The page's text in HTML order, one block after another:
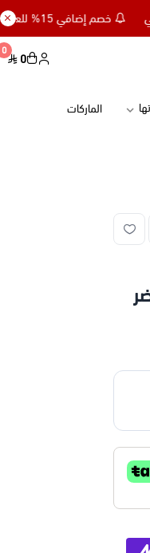
خصم إضافي 15% للعملاء الجدد كود NC15 - تسوق بقيمة 299 ريال وأحصل على توصيل مجاني
0 0
الماركات